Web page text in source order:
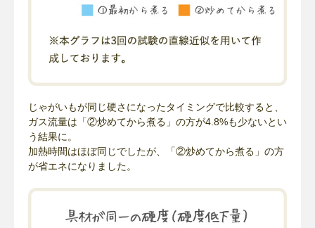
じゃがいもが同じ硬さになったタイミングで比較すると、
ガス流量は「②炒めてから煮る」の方が4.8%も少ないとい
う結果に。
加熱時間はほぼ同じでしたが、「②炒めてから煮る」の方
が省エネになりました。